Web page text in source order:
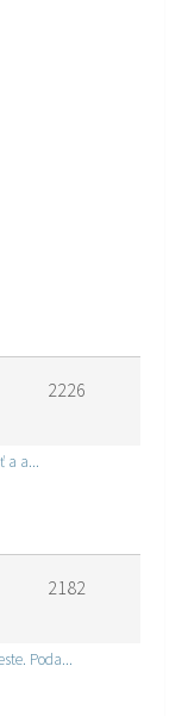
2226
a a...
2182
Poda...